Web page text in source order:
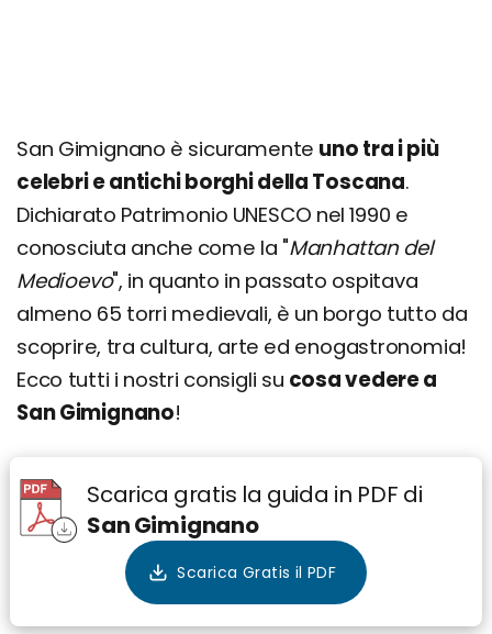
San Gimignano è sicuramente uno tra i più
celebri e antichi borghi della Toscana.
Dichiarato Patrimonio UNESCO nel 1990 e
conosciuta anche come la "Manhattan del
Medioevo", in quanto in passato ospitava
almeno 65 torri medievali, è un borgo tutto da
scoprire, tra cultura, arte ed enogastronomia!
Ecco tutti i nostri consigli su cosa vedere a
San Gimignano!
Scarica gratis la guida in PDF di
San Gimignano